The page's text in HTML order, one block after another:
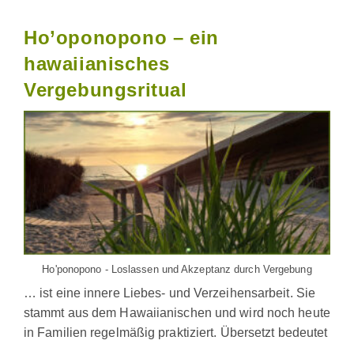
Ho’oponopono – ein
hawaiianisches
Vergebungsritual
Ho'ponopono - Loslassen und Akzeptanz durch Vergebung
… ist eine innere Liebes- und Verzeihensarbeit. Sie
stammt aus dem Hawaiianischen und wird noch heute
in Familien regelmäßig praktiziert. Übersetzt bedeutet